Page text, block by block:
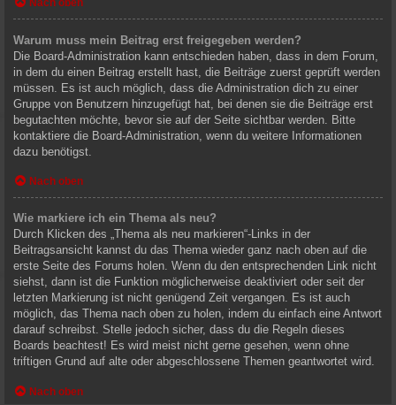
Nach oben
Warum muss mein Beitrag erst freigegeben werden?
Die Board-Administration kann entschieden haben, dass in dem Forum,
in dem du einen Beitrag erstellt hast, die Beiträge zuerst geprüft werden
müssen. Es ist auch möglich, dass die Administration dich zu einer
Gruppe von Benutzern hinzugefügt hat, bei denen sie die Beiträge erst
begutachten möchte, bevor sie auf der Seite sichtbar werden. Bitte
kontaktiere die Board-Administration, wenn du weitere Informationen
dazu benötigst.
Nach oben
Wie markiere ich ein Thema als neu?
Durch Klicken des „Thema als neu markieren“-Links in der
Beitragsansicht kannst du das Thema wieder ganz nach oben auf die
erste Seite des Forums holen. Wenn du den entsprechenden Link nicht
siehst, dann ist die Funktion möglicherweise deaktiviert oder seit der
letzten Markierung ist nicht genügend Zeit vergangen. Es ist auch
möglich, das Thema nach oben zu holen, indem du einfach eine Antwort
darauf schreibst. Stelle jedoch sicher, dass du die Regeln dieses
Boards beachtest! Es wird meist nicht gerne gesehen, wenn ohne
triftigen Grund auf alte oder abgeschlossene Themen geantwortet wird.
Nach oben